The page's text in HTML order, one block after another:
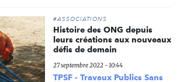
#ASSOCIATIONS
Histoire des ONG depuis
leurs créations aux nouveaux
défis de demain
27 septembre 2022 - 10:44
TPSF - Travaux Publics Sans